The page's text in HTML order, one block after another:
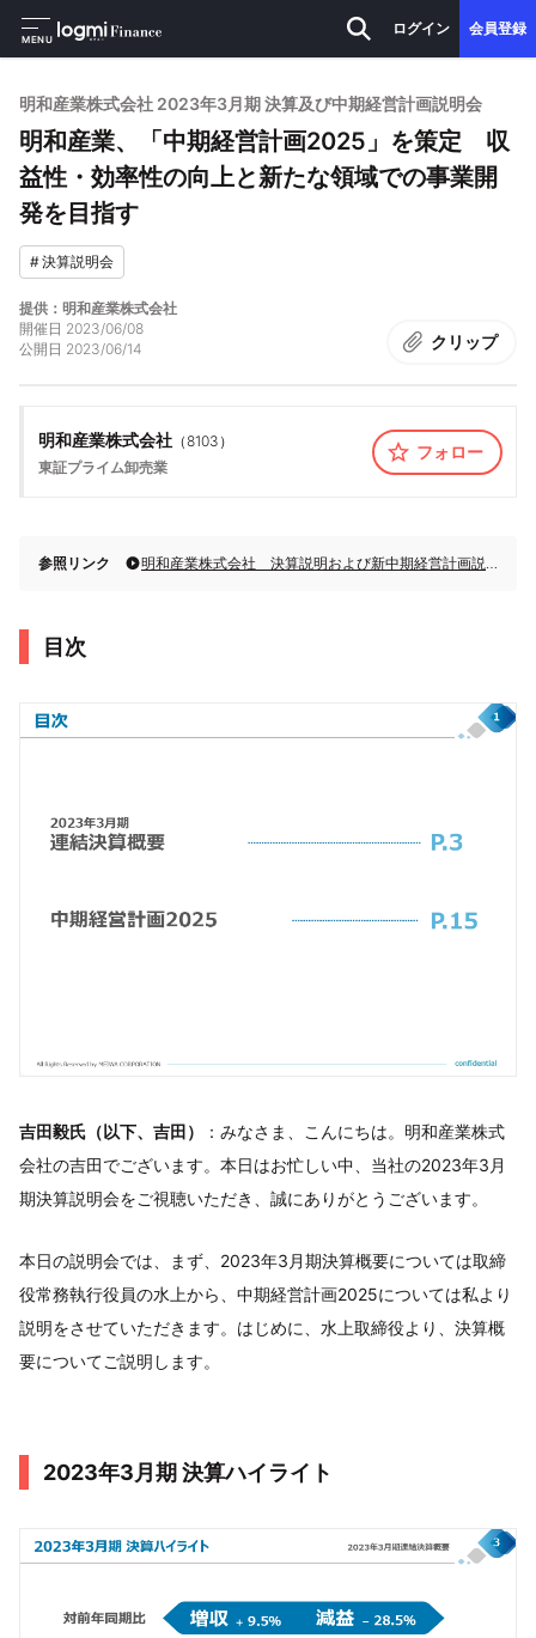
MENU
ログイン 会員登録
明和産業株式会社 2023年3月期 決算及び中期経営計画説明会
明和産業、「中期経営計画2025」を策定 収
益性・効率性の向上と新たな領域での事業開
発を目指す
#決算説明会
提供：明和産業株式会社
開催日 2023/06/08
公開日 2023/06/14 クリップ
明和産業株式会社 （8103 ）
東証プライム卸売業
フォロー
参照リンク 明和産業株式会社 決算説明および新中期経営計画説明会
目次
吉田毅氏（以下、吉田）
：みなさま、こんにちは。明和産業株式
会社の吉田でございます。本日はお忙しい中、当社の2023年3月
期決算説明会をご視聴いただき、誠にありがとうございます。
本日の説明会では、まず、2023年3月期決算概要については取締
役常務執行役員の水上から、中期経営計画2025については私より
説明をさせていただきます。はじめに、水上取締役より、決算概
要についてご説明します。
2023年3月期 決算ハイライト